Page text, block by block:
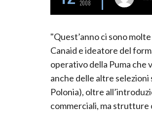
2008
"Quest’anno ci sono
Canaid e ideatore del
operativo della Puma che
anche delle altre selezioni
Polonia), oltre
commerciali, ma strutture